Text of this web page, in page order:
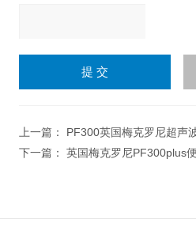
上一篇： PF300英国梅克罗尼超声
下一篇： 英国梅克罗尼PF300plus